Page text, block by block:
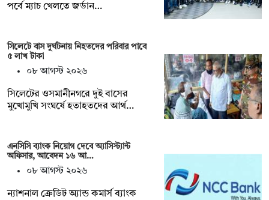
পর্বে ম্যাচ খেলতে জর্ডান…
সিলেটে বাস দুর্ঘটনায় নিহতদের পরিবার পাবে
৫ লাখ টাকা
০৮ আগস্ট ২০২৬
সিলেটের ওসমানীনগরে দুই বাসের
মুখোমুখি সংঘর্ষে হতাহতদের আর্থ…
এনসিসি ব্যাংক নিয়োগ দেবে অ্যাসিস্ট্যান্ট
অফিসার, আবেদন ১৬ আ…
০৮ আগস্ট ২০২৬
ন্যাশনাল ক্রেডিট অ্যান্ড কমার্স ব্যাংক